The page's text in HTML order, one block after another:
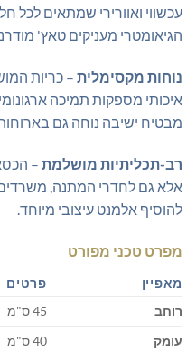
עכשווי ואוורירי שמתאים לכל
הגיאומטרי מעניקים טאץ'
נוחות מקסימלית – כריות
איכותי מספקות תמיכה
מבטיח ישיבה נוחה גם
רב-תכליתיות מושלמת –
אלא גם לחדרי המתנה, משרדים
להוסיף אלמנט עיצובי מיוחד.
מפרט טכני מפורט
מאפיין
פרטים
רוחב
45 ס"מ
עומק
40 ס"מ